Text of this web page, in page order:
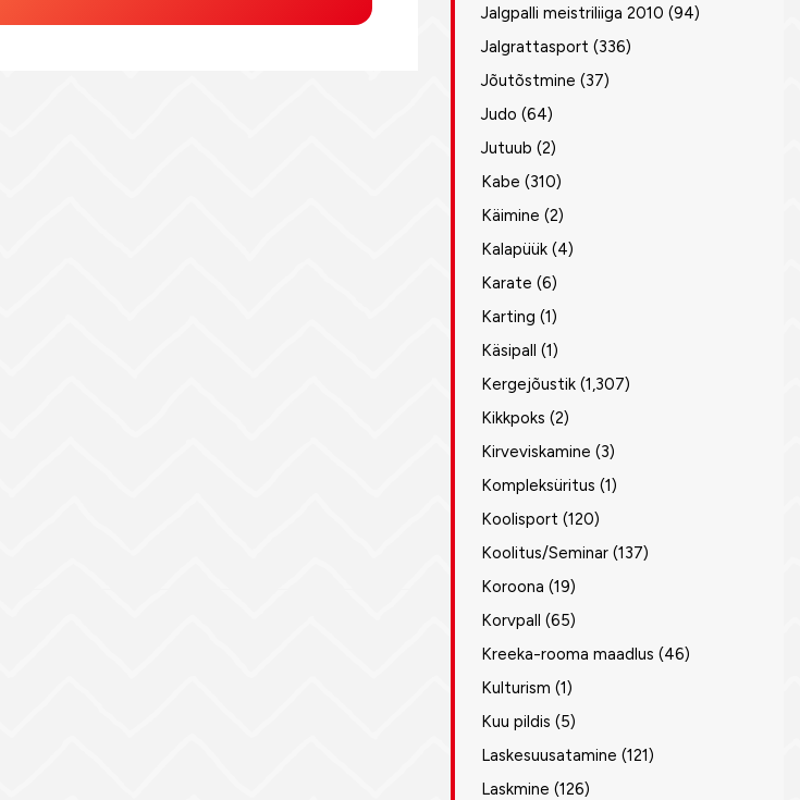
Jalgpalli meistriliiga 2010 (94)
Jalgrattasport (336)
Jõutõstmine (37)
Judo (64)
Jutuub (2)
Kabe (310)
Käimine (2)
Kalapüük (4)
Karate (6)
Karting (1)
Käsipall (1)
Kergejõustik (1,307)
Kikkpoks (2)
Kirveviskamine (3)
Kompleksüritus (1)
Koolisport (120)
Koolitus/Seminar (137)
Koroona (19)
Korvpall (65)
Kreeka-rooma maadlus (46)
Kulturism (1)
Kuu pildis (5)
Laskesuusatamine (121)
Laskmine (126)